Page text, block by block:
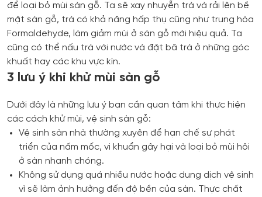
để loại bỏ mùi sàn gỗ. Ta sẽ xay nhuyễn trà và rải lên bề
mặt sàn gỗ, trà có khả năng hấp thụ cũng như trung hòa
Formaldehyde, làm giảm mùi ở sàn gỗ mới hiệu quả. Ta
cũng có thể nấu trà với nước và đặt bã trà ở những góc
khuất hay các khu vực kín.
3 lưu ý khi khử mùi sàn gỗ
Dưới đây là những lưu ý bạn cần quan tâm khi thực hiện
các cách khử mùi, vệ sinh sàn gỗ:
Vệ sinh sàn nhà thường xuyên để hạn chế sự phát
triển của nấm mốc, vi khuẩn gây hại và loại bỏ mùi hôi
ở sàn nhanh chóng.
Không sử dụng quá nhiều nước hoặc dung dịch vệ sinh
vì sẽ làm ảnh hưởng đến độ bền của sàn. Thực chất